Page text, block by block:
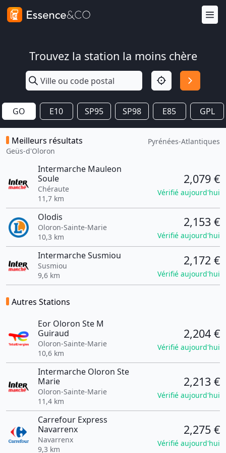
Trouvez la station la moins chère
GO E10 SP95 SP98 E85 GPL
Meilleurs résultats
Geüs-d'Oloron
Pyrénées-Atlantiques
Intermarche Mauleon
Soule
Chéraute
11,7 km
2,079 €
Vérifié aujourd'hui
Olodis
Oloron-Sainte-Marie
10,3 km
2,153 €
Vérifié aujourd'hui
Intermarche Susmiou
Susmiou
9,6 km
2,172 €
Vérifié aujourd'hui
Autres Stations
Eor Oloron Ste M
Guiraud
Oloron-Sainte-Marie
10,6 km
2,204 €
Vérifié aujourd'hui
Intermarche Oloron Ste
Marie
Oloron-Sainte-Marie
11,4 km
2,213 €
Vérifié aujourd'hui
Carrefour Express
Navarrenx
Navarrenx
9,3 km
2,275 €
Vérifié aujourd'hui